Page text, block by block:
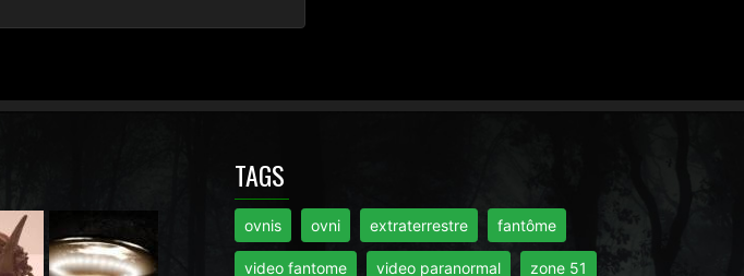
TAGS
ovnis ovni extraterrestre fantôme
video fantome video paranormal zone 51